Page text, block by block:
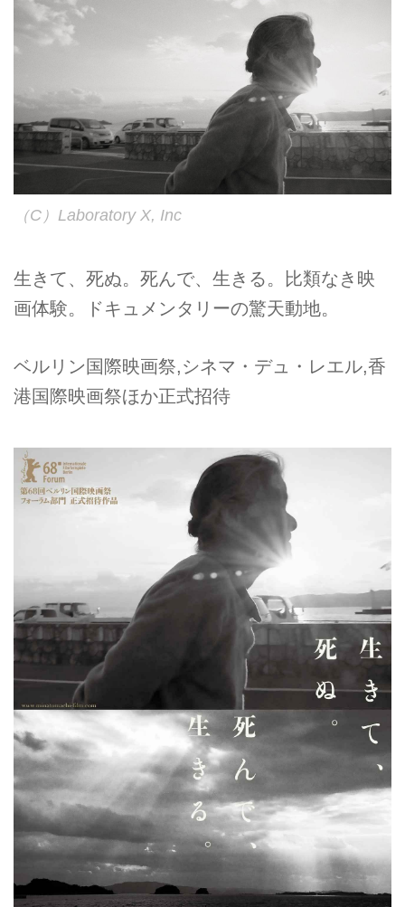
（C）Laboratory X, Inc
生きて、死ぬ。死んで、生きる。比類なき映
画体験。ドキュメンタリーの驚天動地。
ベルリン国際映画祭,シネマ・デュ・レエル,香
港国際映画祭ほか正式招待